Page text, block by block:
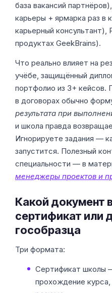
база вакансий
карьеры + ярмарка раз в
карьерный
продуктах GeekBrains).
Что реально влияет на
учёбе, защищённый
портфолио из 3+ кейсов.
в договорах обычно
результата при
и школа правда
Игнорируете задания —
запустится. Полезный
специальности — в
менеджеры проектов и
Какой документ
сертификат или
гособразца
Три формата:
Сертификат школы
прохождение